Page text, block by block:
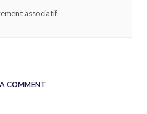
associatif
COMMENT